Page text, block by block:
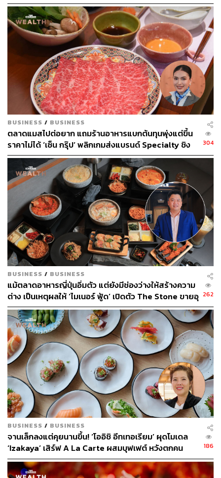
BUSINESS / BUSINESS
ตลาดแมสไปต่อยาก แถมร้านอาหารแบกต้นทุนพุ่งแต่ขึ้น
ราคาไม่ได้ ‘เซ็น กรุ๊ป’ พลิกเกมส่งแบรนด์ Specialty ชิง
ฐานลูกค้า พรีเมียม
304
BUSINESS / BUSINESS
แม้ตลาดอาหารญี่ปุ่นอิ่มตัว แต่ยังมีช่องว่างให้สร้างความ
ต่าง เป็นเหตุผลให้ ‘ไมเนอร์ ฟู้ด’ เปิดตัว The Stone ขายอุ
ด้งครั้งแรกในรอบ 17 ปี
262
BUSINESS / BUSINESS
จานเล็กลงแต่คุยนานขึ้น! ‘โออิชิ อีทเทอเรียม’ ผุดโมเดล
‘Izakaya’ เสิร์ฟ A La Carte ผสมบุฟเฟต์ หวังตกคน
ทำงาน-Gen Z ดันยอดขายพุ่ง 20%
186